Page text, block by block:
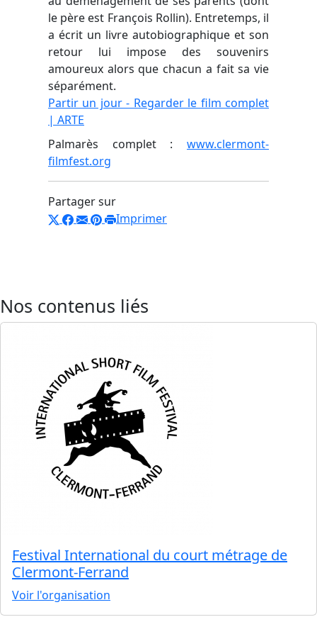
le père est François Rollin). Entretemps, il
a écrit un livre autobiographique et son
retour lui impose des souvenirs
amoureux alors que chacun a fait sa vie
séparément.
Partir un jour - Regarder le film complet
| ARTE
Palmarès complet : www.clermont-
filmfest.org
Partager sur
Imprimer
Nos contenus liés
Festival International du court métrage de
Clermont-Ferrand
Voir l'organisation